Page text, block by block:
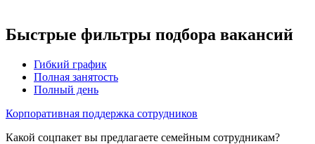
Быстрые фильтры подбора вакансий
Гибкий график
Полная занятость
Полный день
Корпоративная поддержка сотрудников
Какой соцпакет вы предлагаете семейным сотрудникам?